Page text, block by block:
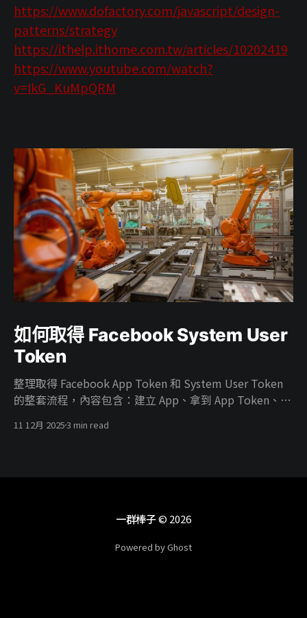
https://www.dofactory.com/javascript/design-
patterns/strategy
https://ithelp.ithome.com.tw/articles/10202419
https://www.youtube.com/watch?
v=IkG_KuMpQRM
如何取得 Facebook System User
Token
整理取得 Facebook App Token 和 System User Token
的整套流程，內容包含：建立 App、拿到 App Token、在
User、把 App 掛進 Business、開 ads_read／
11 12月 20253 min read
一群棒子© 2026
Powered by Ghost